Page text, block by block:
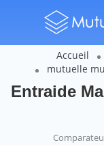
Accueil
mutuelle
Entraide